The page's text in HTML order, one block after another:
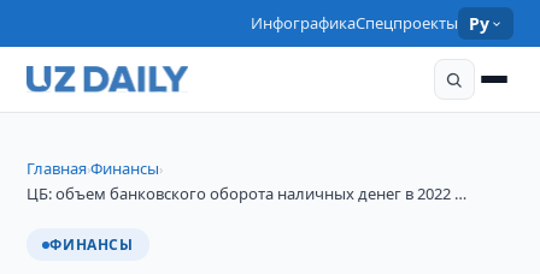
ИнфографикаСпецпроекты Ру
Главная›Финансы›
ЦБ: объем банковского оборота наличных денег в 2022 …
ФИНАНСЫ